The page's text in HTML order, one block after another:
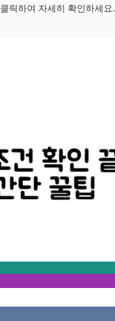
릭하여 자세히 확인하세요.